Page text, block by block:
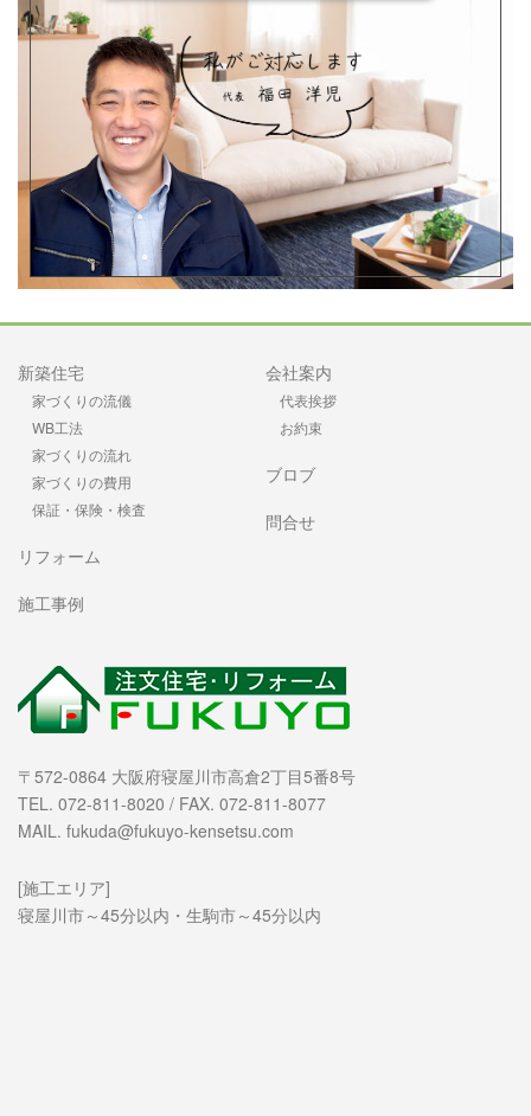
新築住宅
家づくりの流儀
WB工法
家づくりの流れ
家づくりの費用
保証・保険・検査
リフォーム
施工事例
会社案内
代表挨拶
お約束
ブロブ
問合せ
〒572-0864 大阪府寝屋川市高倉2丁目5番8号
TEL. 072-811-8020 / FAX. 072-811-8077
MAIL. fukuda@fukuyo-kensetsu.com
[施工エリア]
寝屋川市～45分以内・生駒市～45分以内